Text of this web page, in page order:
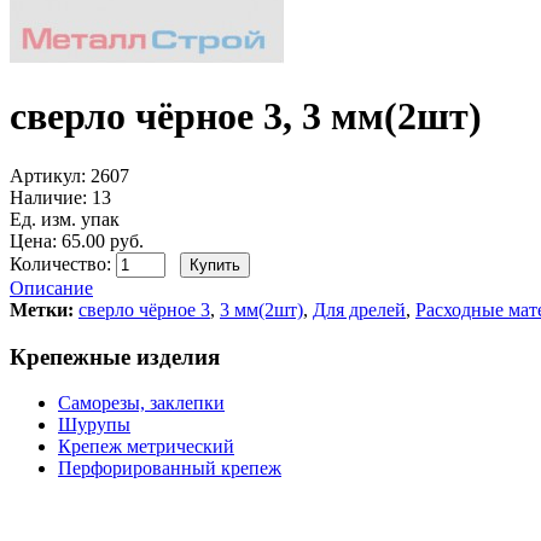
сверло чёрное 3, 3 мм(2шт)
Артикул: 2607
Наличие: 13
Ед. изм. упак
Цена: 65.00 руб.
Количество:
Описание
Метки: сверло чёрное 3, 3 мм(2шт), Для дрелей, Расходные
Крепежные изделия
Саморезы, заклепки
Шурупы
Крепеж метрический
Перфорированный крепеж